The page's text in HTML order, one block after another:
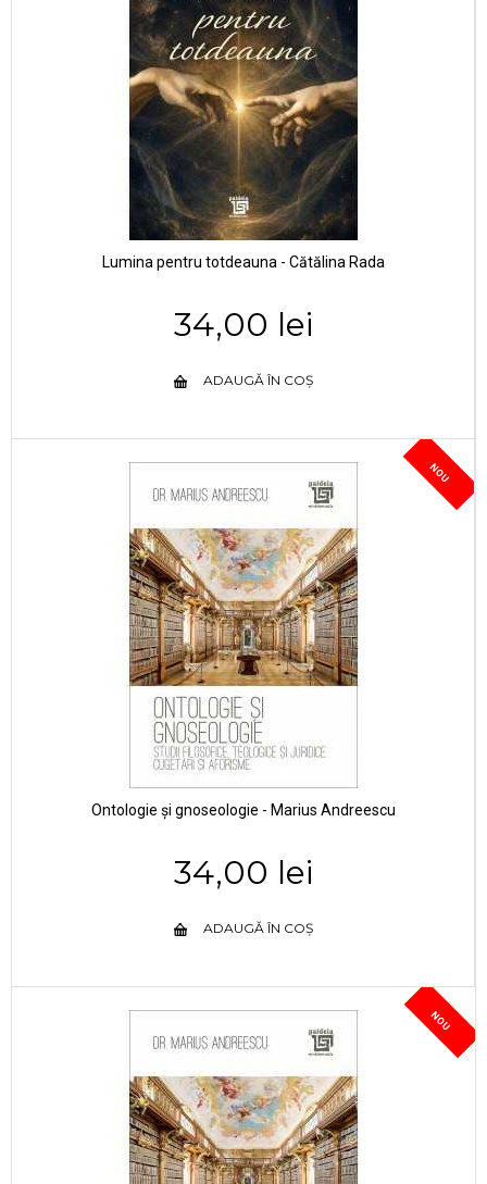
Lumina pentru totdeauna - Cătălina Rada
34,00 lei
ADAUGĂ ÎN COȘ
NOU
Ontologie și gnoseologie - Marius Andreescu
34,00 lei
ADAUGĂ ÎN COȘ
NOU